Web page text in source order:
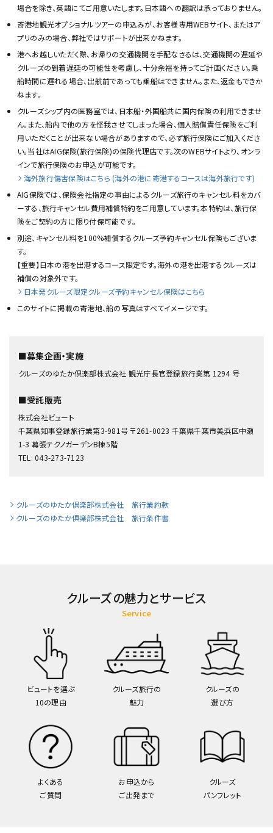
場合を除き、英語にてご用意いたします。日本語への翻訳は承っておりません。
寄港地観光オプショナルツアーの申込みが、お客様専用WEBサイト、またはア
プリのみの場合、弊社ではサポートが出来かねます。
港へお越しいただく際、お帰りの交通機関を手配なさるは、交通機関の遅延や
クルーズの到着遅延の可能性を考慮し、十分余裕を持ってご計画ください。乗
船時間に遅れる場合、出航前であっても乗船はできません。また、返金もできか
ねます。
クルーズシップ内の医務室では、日本船・外国船共に国内保険の利用できませ
ん。また、船内で他の方を怪我させてしまった場合、個人賠償責任保険をご利
用いただくことが出来ない場合がありますので、必ず旅行保険にご加入くださ
い。当社はAIG保険(旅行保険)の保険代理店です。次のWEBサイトより、オンラ
インで旅行保険のお申込が可能です。
海外旅行傷害保険はこちら (海外の港に寄港するコースは海外旅行です)
AIG保険では、保険会社指定の事由によるクルーズ旅行のキャンセル料をカバ
ーする、旅行キャンセル費用補償特約をご用意しています。本特約は、旅行保
険をご契約の方に限り付保可能です。
別途、キャンセル料を100%補償するクルーズ予約キャンセル保険もございま
す。
【重要】日本の港を出港するコース限定です。海外の港を出港するクルーズは
補償の対象外です。
日本発クルーズ限定クルーズ予約キャンセル保険はこちら
このサイトに掲載の寄港地、船の写真はすべてイメージです。
■募集企画・実施
クルーズのゆたか倶楽部株式会社 観光庁長官登録旅行業第 1294 号
■受託販売
株式会社ビュート
千葉県知事登録旅行業第3-981号 〒261-0023 千葉県千葉市美浜区中瀬
1-3 幕張テクノガーデンB棟5階
TEL: 043-273-7123
クルーズのゆたか倶楽部株式会社 旅行業約款
クルーズのゆたか倶楽部株式会社 旅行条件書
クルーズの魅力とサービス
Service
ビュートを選ぶ
10の理由
クルーズ旅行の
魅力
クルーズの
選び方
よくある
ご質問
お申込から
ご出発まで
クルーズ
パンフレット